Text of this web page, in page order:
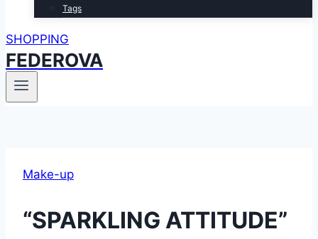
Tags
SHOPPING
FEDEROVA
Make-up
“SPARKLING ATTITUDE”